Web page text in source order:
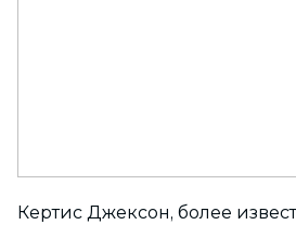
Кертис Джексон, более